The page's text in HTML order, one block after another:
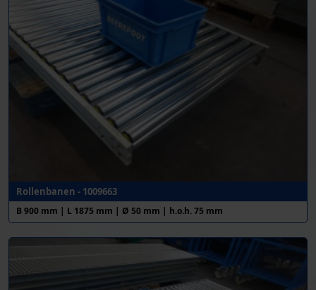
Rollenbanen - 1009663
B 900 mm | L 1875 mm | Ø 50 mm | h.o.h. 75 mm